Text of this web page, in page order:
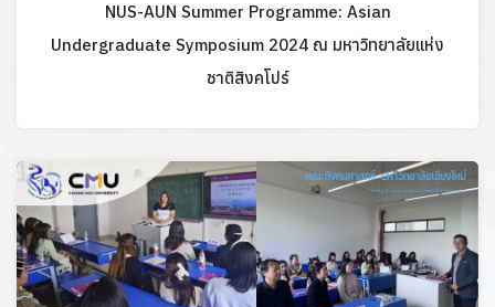
NUS-AUN Summer Programme: Asian
Undergraduate Symposium 2024 ณ มหาวิทยาลัยแห่ง
ชาติสิงคโปร์